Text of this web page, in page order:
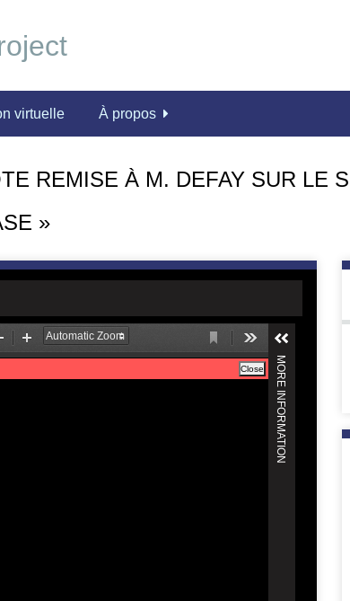
virtuelle À propos
REMISE À M. DEFAY SUR LE
»